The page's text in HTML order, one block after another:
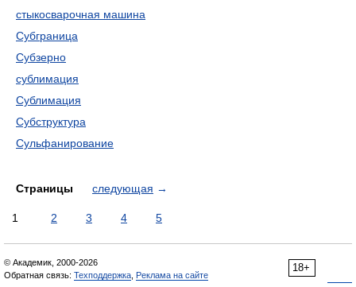
стыкосварочная машина
Субграница
Субзерно
сублимация
Сублимация
Субструктура
Сульфанирование
Страницы следующая →
1 2 3 4 5
18+
© Академик, 2000-2026
Обратная связь: Техподдержка Реклама на сайте